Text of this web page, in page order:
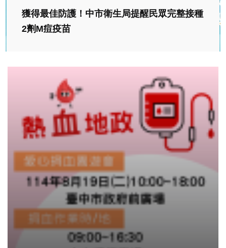
獲得最佳防護！中市衛生局提醒民眾完整接種
2劑M痘疫苗